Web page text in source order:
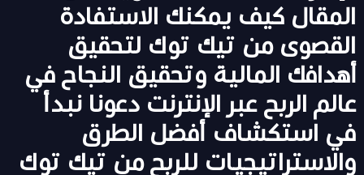
المقال كيف يمكنك الاستفادة
القصوى من تيك توك لتحقيق
أهدافك المالية وتحقيق النجاح في
عالم الربح عبر الإنترنت دعونا نبدأ
في استكشاف أفضل الطرق
والاستراتيجيات للربح من تيك توك